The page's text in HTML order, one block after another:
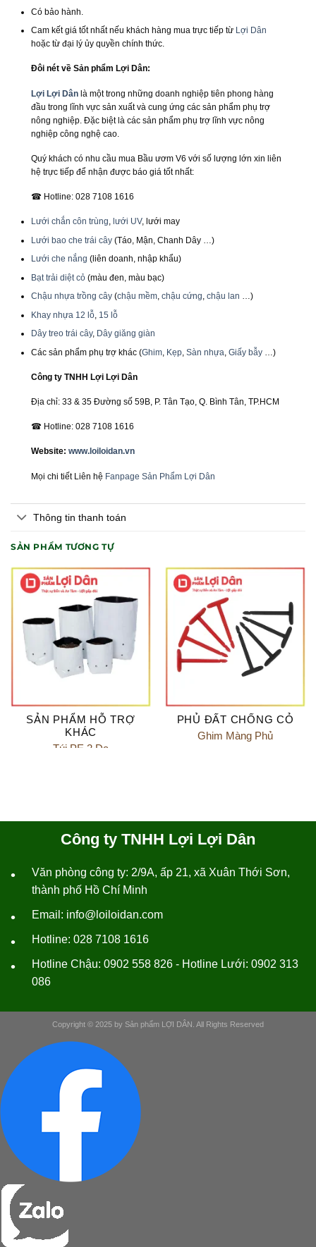
Có bảo hành.
Cam kết giá tốt nhất nếu khách hàng mua trực tiếp từ Lợi Dân
hoặc từ đại lý ủy quyền chính thức.
Đôi nét về Sản phẩm Lợi Dân:
Lợi Lợi Dânlà một trong những doanh nghiệp tiên phong hàng
đầu trong lĩnh vực sản xuất và cung ứng các sản phẩm phụ trợ
nông nghiệp. Đặc biệt là các sản phẩm phụ trợ lĩnh vực nông
nghiệp công nghệ cao.
Quý khách có nhu cầu mua Bầu ươm V6 với số lượng lớn xin liên
hệ trực tiếp để nhận được báo giá tốt nhất:
☎ Hotline: 028 7108 1616
Lưới chắn côn trùng, lưới UV, lưới may
Lưới bao che trái cây(Táo, Mận, Chanh Dây …)
Lưới che nắng (liên doanh, nhập khẩu)
Bạt trải diệt cỏ(màu đen, màu bạc)
Chậu nhựa trồng cây(chậu mềm, chậu cứng, chậu lan …)
Khay nhựa 12 lỗ, 15 lỗ
Dây treo trái cây, Dây giăng giàn
Các sản phẩm phụ trợ khác (Ghim, Kẹp, Sàn nhựa Giấy bẫy…)
Công ty TNHH Lợi Lợi Dân
Địa chỉ: 33 & 35 Đường số 59B, P. Tân Tạo, Q. Bình Tân, TP.HCM
☎ Hotline: 028 7108 1616
Website: www.loiloidan.vn
Mọi chi tiết Liên hệ Fanpage Sản Phẩm Lợi Dân
Thông tin thanh toán
SẢN PHẨM TƯƠNG TỰ
SẢN PHẨM HỖ TRỢ
KHÁC
Túi PE 2 Da
PHỦ ĐẤT CHỐNG CỎ
Ghim Màng Phủ
Công ty TNHH Lợi Lợi Dân
•
Văn phòng công ty: 2/9A, ấp 21, xã Xuân Thới Sơn,
thành phố Hồ Chí Minh
• Email: info@loiloidan.com
• Hotline: 028 7108 1616
•
Hotline Chậu: 0902 558 826 - Hotline Lưới: 0902 313
086
Copyright © 2025 by Sản phẩm LỢI DÂN. All Rights Reserved